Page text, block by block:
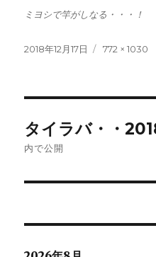
ミヨシで竿がしなる・・・！
投
2018年12月17日
フ
772 × 1030
稿
ゲ
タイラバ・・
内で公開